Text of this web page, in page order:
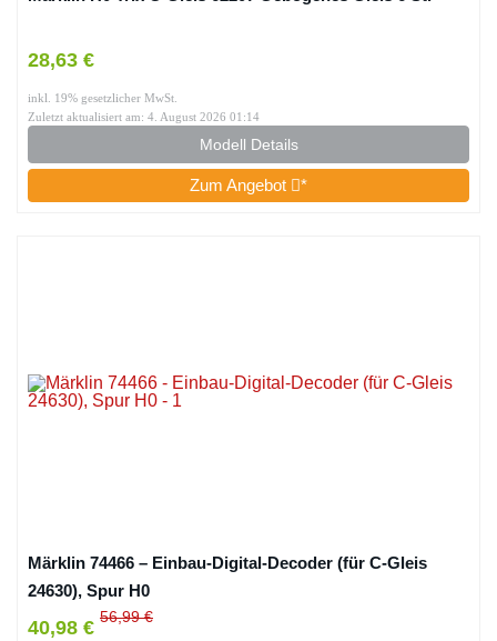
28,63 €
inkl. 19% gesetzlicher MwSt.
Zuletzt aktualisiert am: 4. August 2026 01:14
Modell Details
Zum Angebot *
Märklin 74466 – Einbau-Digital-Decoder (für C-Gleis
24630), Spur H0
40,98 € 56,99 €